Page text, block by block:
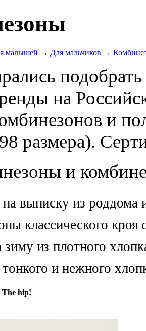
малышей → Для мальчиков →
подобрать
на
и
размера).
и
выписку из роддома
классического
зиму из плотного
тонкого и нежного
The hip!